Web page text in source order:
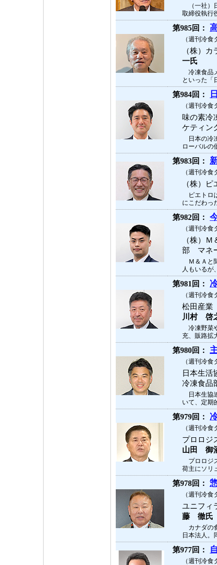
（一社）
取締役執行
第985回：
（週刊冷
（株）
一氏
冷凍食品
といった「
第984回：
（週刊冷
味の素
ケティ
日本の冷
ローバルの
第983回：
（週刊冷
（株）
ピエトロ
にこだわっ
第982回：
（週刊冷
（株）
部 マネ
Ｍ＆Ａと
人もいるが
第981回：
（週刊冷
松田産
川村 啓
冷凍野菜
充、販路拡
第980回：
（週刊冷
日本生
冷凍食
日本生協
いて、定期
第979回：
（週刊冷
プロロ
山田 御
プロロジ
荷主にソリ
第978回：
（週刊冷
ユニフ
藤 徹氏
カナダの
日本法人。
第977回：
（週刊冷